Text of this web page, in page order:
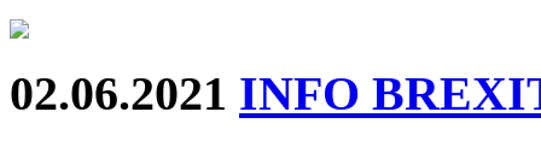
02.06.2021 INFO